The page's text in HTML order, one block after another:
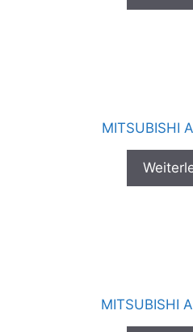
MITSUBISHI
MITSUBISHI